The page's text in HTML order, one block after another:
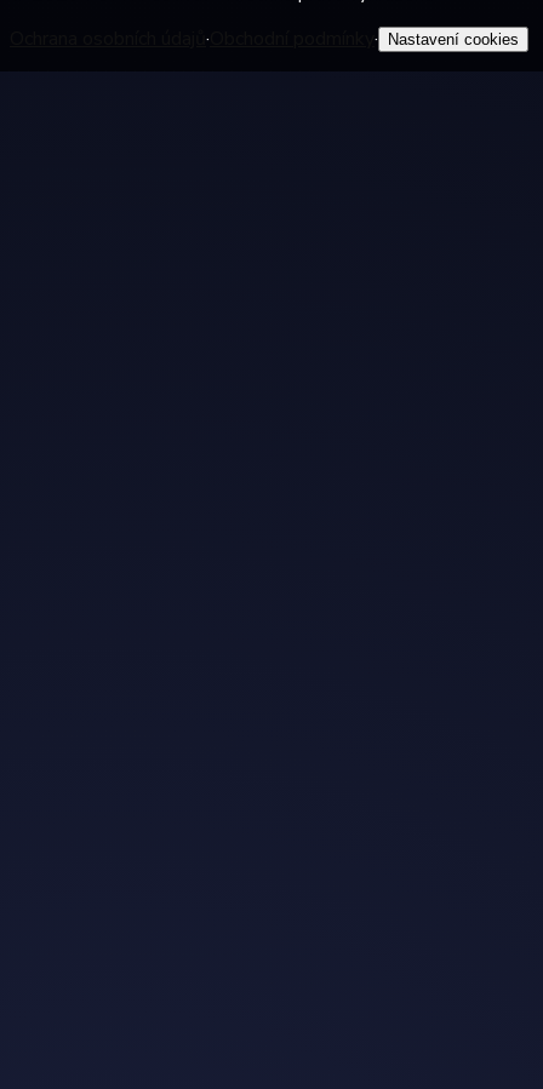
· · Nastavení cookies